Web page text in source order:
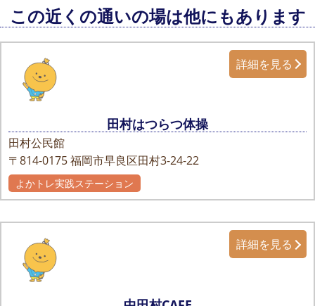
この近くの通いの場は他にもあります
田村はつらつ体操
田村公民館
〒814-0175福岡市早良区田村3-24-22
詳細を見る
よかトレ実践ステーション
詳細を見る